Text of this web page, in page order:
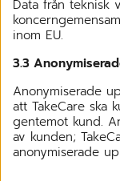
Data från teknisk
inom EU.
3.3
Anonymiserade
att TakeCare ska
gentemot kund.
av kunden;
anonymiserade